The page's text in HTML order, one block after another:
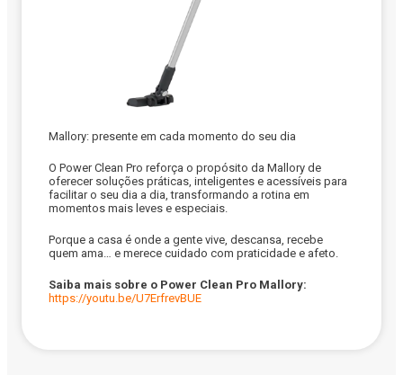
Mallory: presente em cada momento do seu dia
O Power Clean Pro reforça o propósito da Mallory de
oferecer soluções práticas, inteligentes e acessíveis para
facilitar o seu dia a dia, transformando a rotina em
momentos mais leves e especiais.
Porque a casa é onde a gente vive, descansa, recebe
quem ama… e merece cuidado com praticidade e afeto.
Saiba mais sobre o Power Clean Pro Mallory:
https://youtu.be/U7ErfrevBUE